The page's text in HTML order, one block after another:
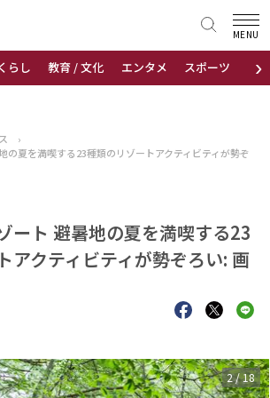
›
らし 教育 / 文化 エンタメ スポーツ 地域
MENU
›
の夏を満喫する23種類のリゾートアクティビティが勢ぞ
ート 避暑地の夏を満喫する23
アクティビティが勢ぞろい: 画
3/18